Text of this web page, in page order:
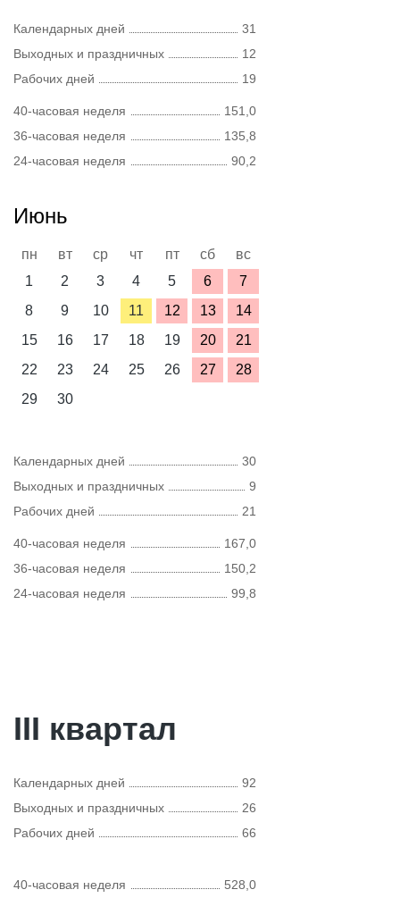
Календарных дней
31
Выходных и праздничных
12
Рабочих дней
19
40-часовая неделя
151,0
36-часовая неделя
135,8
24-часовая неделя
90,2
Июнь
пн вт ср чт пт сб
вс
1
2 3 4 5 6
7
8
9 10 11 12 13
14
15
16 17 18 19 20
21
22
23 24 25 26 27
28
29
30
Календарных дней
30
Выходных и праздничных
9
Рабочих дней
21
40-часовая неделя
167,0
36-часовая неделя
150,2
24-часовая неделя
99,8
III квартал
Календарных дней
92
Выходных и праздничных
26
Рабочих дней
66
40-часовая неделя 528,0